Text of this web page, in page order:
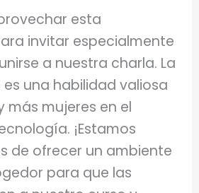
esta
invitar especialmente
a nuestra charla. La
una habilidad valiosa
más mujeres en el
¡Estamos
de ofrecer un ambiente
para que las